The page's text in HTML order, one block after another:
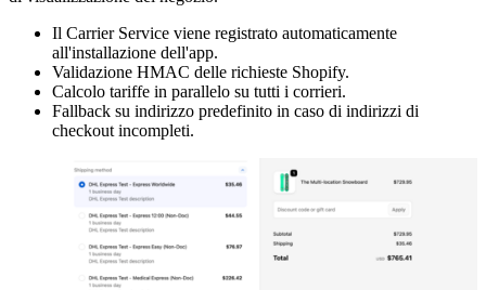
Il Carrier Service viene registrato automaticamente
all'installazione dell'app.
Validazione HMAC delle richieste Shopify.
Calcolo tariffe in parallelo su tutti i corrieri.
Fallback su indirizzo predefinito in caso di indirizzi di
checkout incompleti.